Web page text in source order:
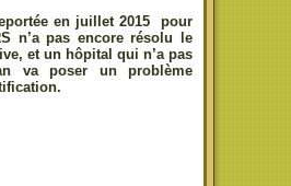
en juillet 2015 pour
n’a pas encore résolu le
et un hôpital qui n’a pas
va poser un problème